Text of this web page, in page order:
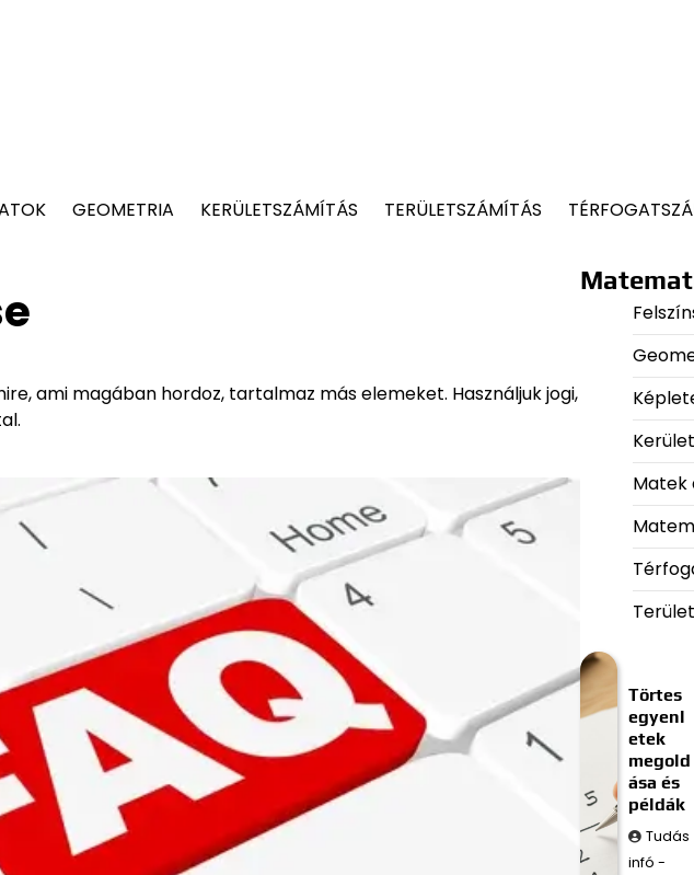
GEOMETRIA KERÜLETSZÁMÍTÁS TERÜLETSZÁMÍTÁS
ami magában hordoz, tartalmaz más elemeket. Használjuk jogi,
Matek
Törtes
egyenl
etek
megold
ása és
példák
Tudás
infó -